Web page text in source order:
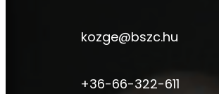
kozge@bszc.hu
+36-66-322-611